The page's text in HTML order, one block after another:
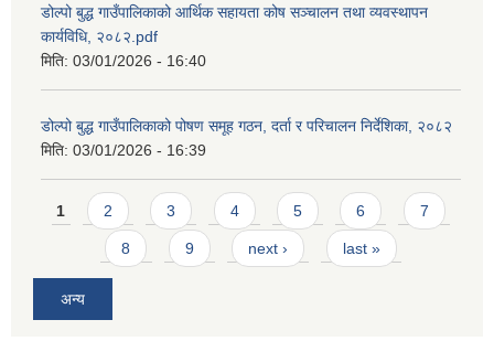
डोल्पो बुद्ध गाउँपालिकाको आर्थिक सहायता कोष सञ्चालन तथा व्यवस्थापन
कार्यविधि, २०८२.pdf
मिति: 03/01/2026 - 16:40
डोल्पो बुद्ध गाउँपालिकाको पोषण समूह गठन, दर्ता र परिचालन निर्देशिका, २०८२
मिति: 03/01/2026 - 16:39
Pages
1 2 3 4 5 6 7
8 9 next › last »
अन्य